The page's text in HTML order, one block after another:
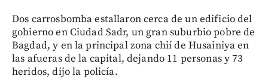
Dos carrosbomba estallaron cerca de un edificio del
gobierno en Ciudad Sadr, un gran suburbio pobre de
Bagdad, y en la principal zona chií de Husainiya en
las afueras de la capital, dejando 11 personas y 73
heridos, dijo la policía.